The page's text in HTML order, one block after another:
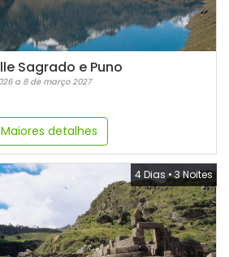
Sagrado e Puno
a 8 de março 2027
Maiores detalhes
4 Dias •3 Noites